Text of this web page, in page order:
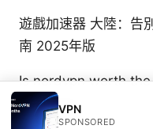
遊戲加速器 大陸：告
南 2025年版
Is nordvpn worth
and value
VPN
SPONSORED